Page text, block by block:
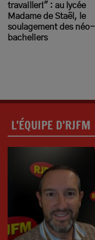
travailler!" : au lycée
Madame de Staël, le
soulagement des néo-
bacheliers
L'ÉQUIPE D'RJFM